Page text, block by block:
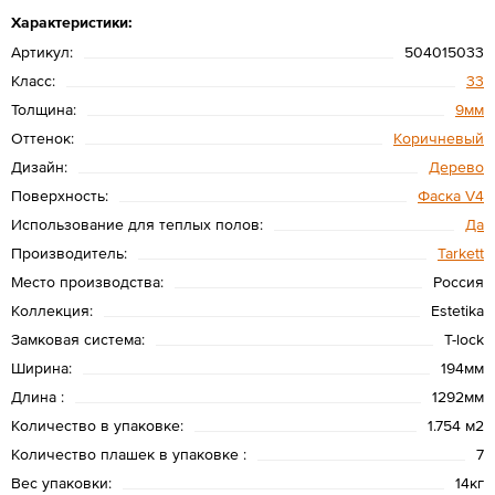
Характеристики:
Артикул:
504015033
Класс:
33
Толщина:
9мм
Оттенок:
Коричневый
Дизайн:
Дерево
Поверхность:
Фаска V4
Использование для теплых полов:
Да
Производитель:
Tarkett
Место производства:
Россия
Коллекция:
Estetika
Замковая система:
T-lock
Ширина:
194мм
Длина :
1292мм
Количество в упаковке:
1.754 м2
Количество плашек в упаковке :
7
Вес упаковки:
14кг